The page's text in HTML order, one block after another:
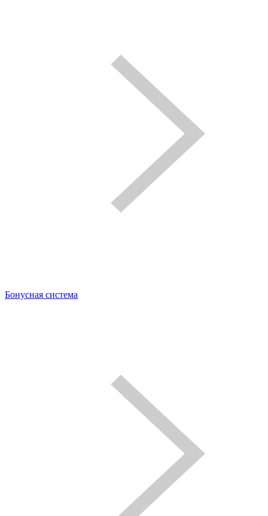
Бонусная система